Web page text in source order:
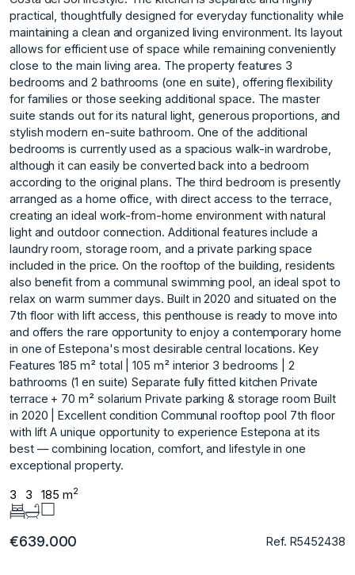
practical, thoughtfully designed for everyday functionality while
maintaining a clean and organized living environment. Its layout
allows for efficient use of space while remaining conveniently
close to the main living area. The property features 3
bedrooms and 2 bathrooms (one en suite), offering flexibility
for families or those seeking additional space. The master
suite stands out for its natural light, generous proportions, and
stylish modern en-suite bathroom. One of the additional
bedrooms is currently used as a spacious walk-in wardrobe,
although it can easily be converted back into a bedroom
according to the original plans. The third bedroom is presently
arranged as a home office, with direct access to the terrace,
creating an ideal work-from-home environment with natural
light and outdoor connection. Additional features include a
laundry room, storage room, and a private parking space
included in the price. On the rooftop of the building, residents
also benefit from a communal swimming pool, an ideal spot to
relax on warm summer days. Built in 2020 and situated on the
7th floor with lift access, this penthouse is ready to move into
and offers the rare opportunity to enjoy a contemporary home
in one of Estepona's most desirable central locations. Key
Features 185 m² total | 105 m² interior 3 bedrooms | 2
bathrooms (1 en suite) Separate fully fitted kitchen Private
terrace + 70 m² solarium Private parking & storage ‌room Built
‌in ‌2020 ‌| ‌Excellent condition Communal rooftop ‌pool 7th ‌floor
with lift A ‌unique ‌opportunity ‌to ‌experience ‌Estepona ‌at its
‌best — ‌combining location, comfort, ‌and ‌lifestyle ‌in ‌one
‌exceptional ‌property.
3 3 185 m2
€639.000 Ref. R5452438